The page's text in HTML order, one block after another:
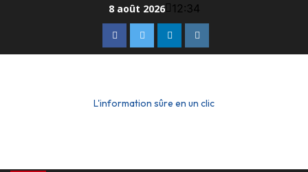
8 août 2026 12:34
L'information sûre en un clic